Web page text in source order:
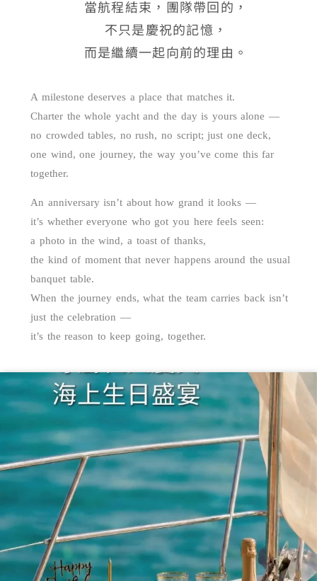
當航程結束，團隊帶回的，
不只是慶祝的記憶，
而是繼續一起向前的理由。
A milestone deserves a place that matches it.
Charter the whole yacht and the day is yours alone —
no crowded tables, no rush, no script; just one deck,
one wind, one journey, the way you’ve come this far
together.
An anniversary isn’t about how grand it looks —
it’s whether everyone who got you here feels seen:
a photo in the wind, a toast of thanks,
the kind of moment that never happens around the usual
banquet table.
When the journey ends, what the team carries back isn’t
just the celebration —
it’s the reason to keep going, together.